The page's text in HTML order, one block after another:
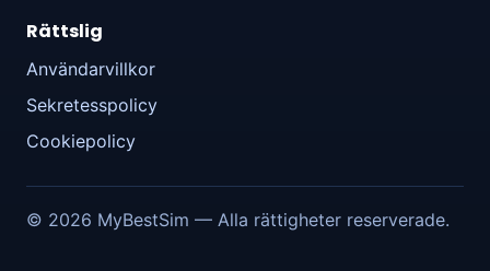
Rättslig
Användarvillkor
Sekretesspolicy
Cookiepolicy
© 2026 MyBestSim — Alla rättigheter reserverade.